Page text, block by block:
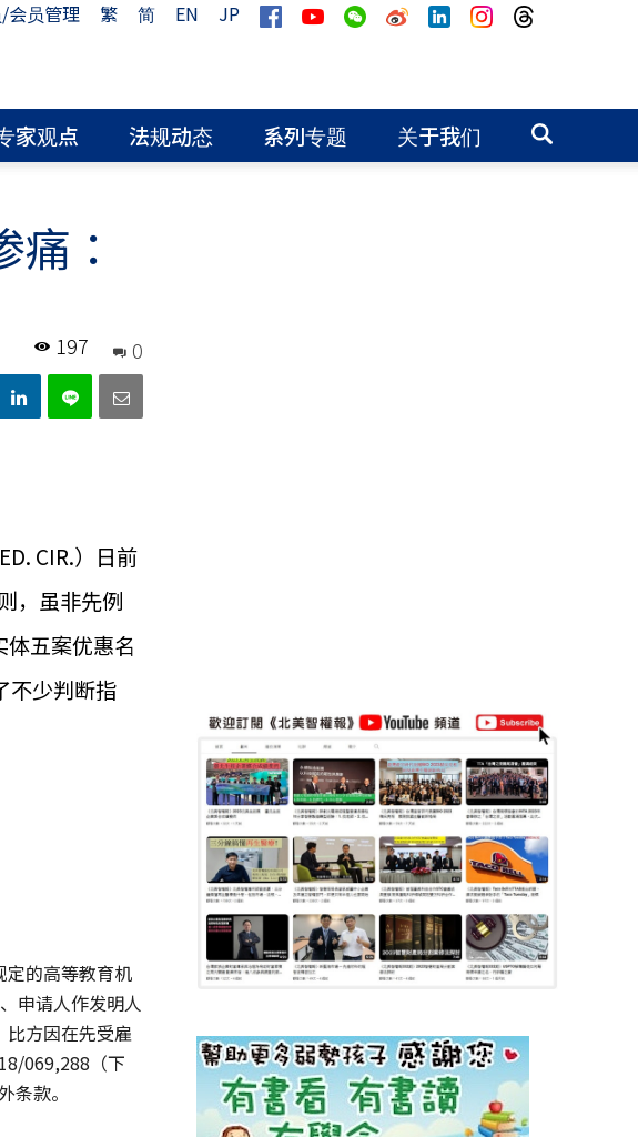
会员管理 繁 简 EN
JP
家观点 法规动态 系列专题 关于我们
：
0
197
CIR.）日前
，虽非先例
五案优惠名
不少判断指
定的高等教育机
申请人作发明人
比方因在先受雇
069,288（下
款。